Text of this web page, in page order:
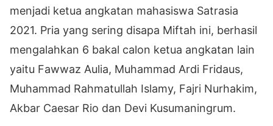
menjadi ketua angkatan mahasiswa Satrasia
2021. Pria yang sering disapa Miftah ini, berhasil
mengalahkan 6 bakal calon ketua angkatan lain
yaitu Fawwaz Aulia, Muhammad Ardi Fridaus,
Muhammad Rahmatullah Islamy, Fajri Nurhakim,
Akbar Caesar Rio dan Devi Kusumaningrum.